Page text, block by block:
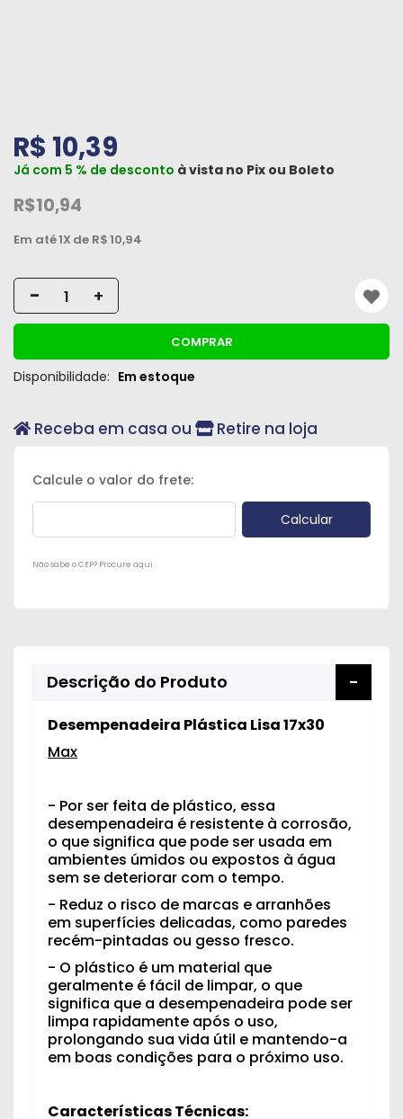
R$ 10,39
Já com 5 % de desconto à vista no Pix ou Boleto
R$10,94
Em até1X de R$10,94
- +
COMPRAR
Disponibilidade: Em estoque
Receba em casa ou Retire na loja
Não sabe o CEP? Procure aqui
Descrição do Produto
Desempenadeira Plástica Lisa 17x30
Max
- Por ser feita de plástico, essa
desempenadeira é resistente à corrosão,
o que significa que pode ser usada em
ambientes úmidos ou expostos à água
sem se deteriorar com o tempo.
- Reduz o risco de marcas e arranhões
em superfícies delicadas, como paredes
recém-pintadas ou gesso fresco.
- O plástico é um material que
geralmente é fácil de limpar, o que
significa que a desempenadeira pode ser
limpa rapidamente após o uso,
prolongando sua vida útil e mantendo-a
em boas condições para o próximo uso.
Características Técnicas: